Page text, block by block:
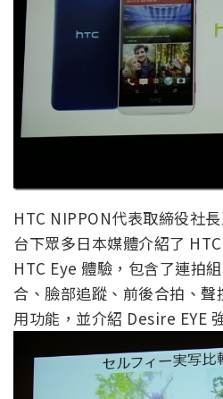
HTC NIPPON代表取締役社
台下眾多日本媒體介紹了
HTC Eye 體驗，包含了連拍
合、臉部追蹤、前後合拍、
用功能，並介紹 Desire EYE